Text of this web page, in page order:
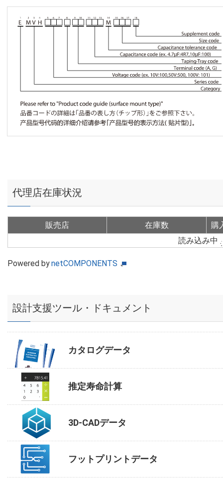
代理店在庫状況
販売店 在庫数
購
読み込み中
Powered bynetCOMPONENTS
設計支援ツール・ドキュメント
カタログデータ
推定寿命計算
3D-CADデータ
フットプリントデータ